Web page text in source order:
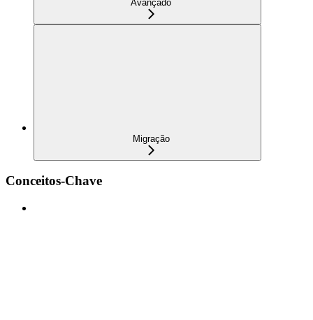
Avançado
Migração
Conceitos-Chave